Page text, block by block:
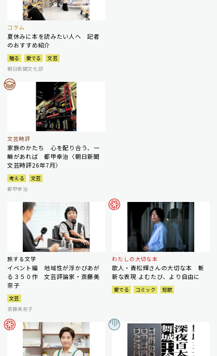
コラム
夏休みに本を読みたい人へ 記者
のおすすめ紹介
贈る 愛でる
文芸
朝日新聞文化部
文芸時評
家族のかたち 心を配り合う、一
瞬があれば 都甲幸治〈朝日新聞
文芸時評26年7月〉
考える
文芸
都甲幸治
旅する文学
イベント編 地域性が浮かびあが
る３５０作 文芸評論家・斎藤美
奈子
文芸
斎藤美奈子
わたしの大切な本
歌人・青松輝さんの大切な本 斬
新な表現 よむたび、より自由に
愛でる コミック 短歌